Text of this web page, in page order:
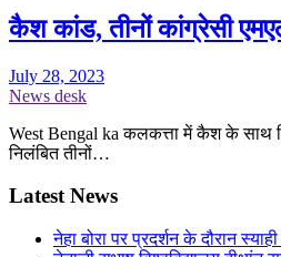
कैश कांड, तीनों कांग्रेसी
July 28, 2023
News desk
West Bengal ka कलकत्ता में कैश के साथ
निलंबित तीनों…
Latest News
नेहा बोरा पर प्रदर्शन के दौरान